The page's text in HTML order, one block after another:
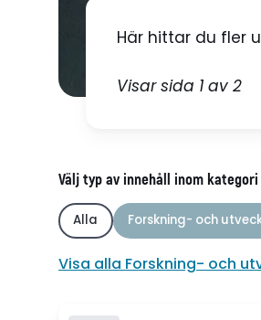
Här hittar du fler
Visar sida 1 av 2
Välj typ av innehåll inom kategori
Alla Forskning- och
Visa alla Forskning- och